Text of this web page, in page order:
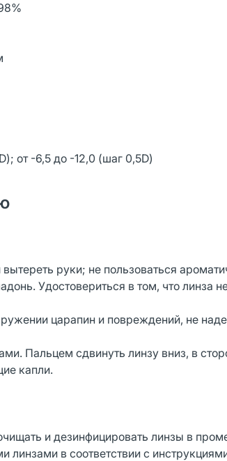
от -6,5 до -12,0 (шаг 0,5D)
руки; не пользоваться
Удостовериться в том, что линза
царапин и повреждений, не
Пальцем сдвинуть линзу вниз, в
капли.
и дезинфицировать линзы в
линзами в соответствии с